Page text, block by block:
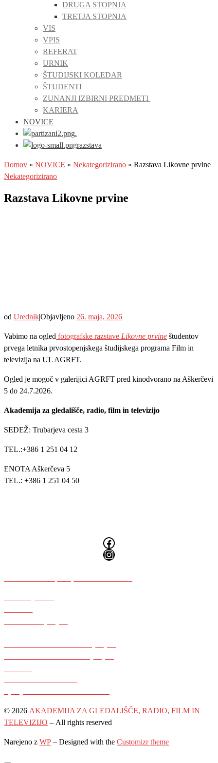
DRUGA STOPNJA
TRETJA STOPNJA
VIS
VPIS
REFERAT
URNIK
ŠTUDIJSKI KOLEDAR
ŠTUDENTI
ZUNANJI IZBIRNI PREDMETI
KARIERA
NOVICE
.
razstava
Domov » NOVICE » Nekategorizirano » Razstava Likovne prvine
Nekategorizirano
Razstava Likovne prvine
od Urednik|Objavljeno 26. maja, 2026
Vabimo na ogled fotografske razstave Likovne prvine študentov
prvega letnika prvostopenjskega študijskega programa Film in
televizija na UL AGRFT.
Ogled je mogoč v galerijici AGRFT pred kinodvorano na Aškerčevi
5 do 24.7.2026.
Akademija za gledališče, radio, film in televizijo
SEDEŽ: Trubarjeva cesta 3
TEL.:+386 1 251 04 12
ENOTA Aškerčeva 5
TEL.: +386 1 251 04 50
Facebook
Instagram
© 2026 AKADEMIJA ZA GLEDALIŠČE, RADIO, FILM IN
TELEVIZIJO – All rights reserved
Narejeno z WP – Designed with the Customizr theme